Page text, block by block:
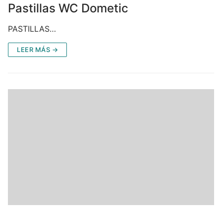
Pastillas WC Dometic
PASTILLAS…
LEER MÁS →